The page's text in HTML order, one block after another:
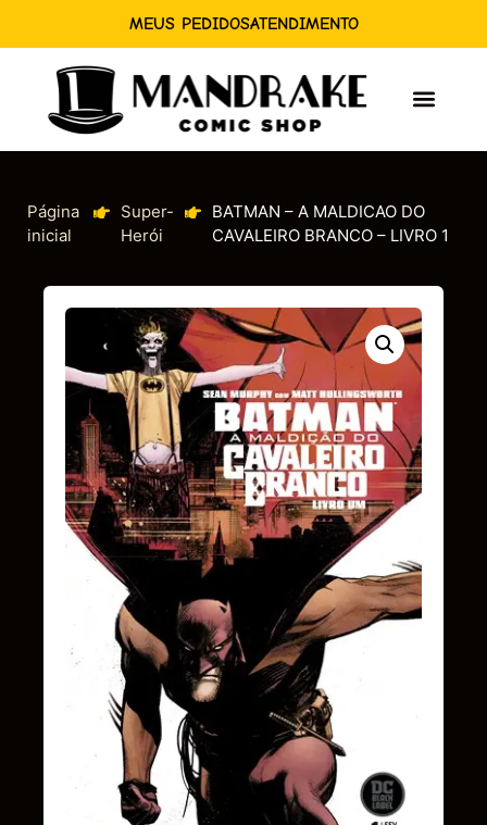
MEUS PEDIDOSATENDIMENTO
Página
inicial
Super-
Herói
BATMAN – A MALDICAO DO
CAVALEIRO BRANCO – LIVRO 1